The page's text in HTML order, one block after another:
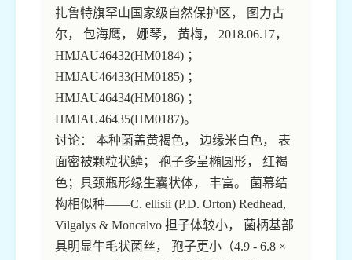
扎鲁特旗罕山国家级自然保护区， 图力古
尔， 包海鹰， 娜琴， 黄梅， 2018.06.17，
HMJAU46432(HM0184) ；
HMJAU46433(HM0185) ；
HMJAU46434(HM0186) ；
HMJAU46435(HM0187)。
讨论： 本种菌盖黄褐色， 边缘米白色， 表
面密被颗粒状鳞； 孢子多呈椭圆形， 红褐
色；具颈瓶形缘生囊状体， 丰富。 菌幕结
构相似种——C. ellisii (P.D. Orton) Redhead,
Vilgalys & Moncalvo 担子体较小， 菌柄基部
具明显牛毛状菌丝， 孢子更小（4.9 - 6.8 ×